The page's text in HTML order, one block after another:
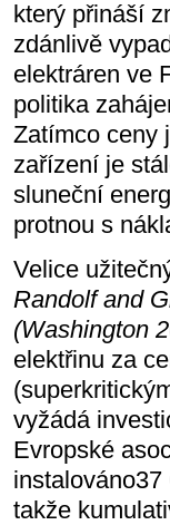
který přináší
zdánlivě
elektráren ve
politika
Zatímco ceny
zařízení je
sluneční
protnou s
Velice
Randolf and
(Washington
elektřinu za
vyžádá
Evropské
takže